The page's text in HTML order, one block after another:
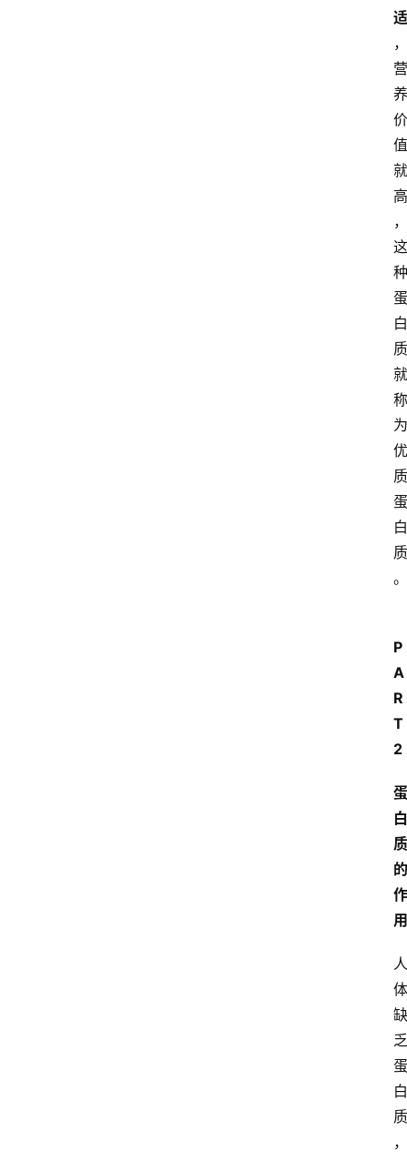
适
，
营
养
价
值
就
高
，
这
种
蛋
白
质
就
称
为
优
质
蛋
白
质
。
P
A
R
T
2
蛋
白
质
的
作
用
人
体
缺
乏
蛋
白
质
，